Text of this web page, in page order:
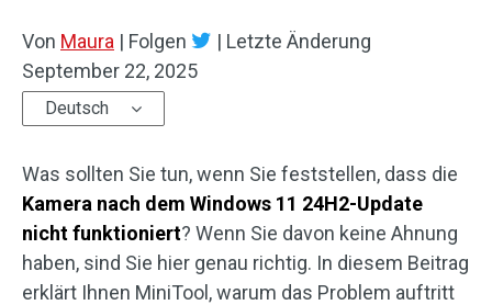
Von Maura | Folgen | Letzte Änderung
September 22, 2025
Deutsch
Was sollten Sie tun, wenn Sie feststellen, dass die
Kamera nach dem Windows 11 24H2-Update
nicht funktioniert? Wenn Sie davon keine Ahnung
haben, sind Sie hier genau richtig. In diesem Beitrag
erklärt Ihnen MiniTool, warum das Problem auftritt